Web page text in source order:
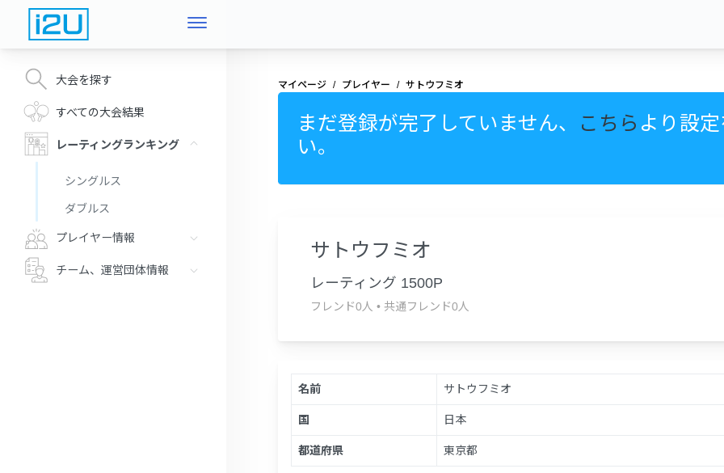
大会を探す
すべての大会結果
レーティングランキング
シングルス
ダブルス
プレイヤー情報
チーム、運営団体情報
マイページ プレイヤー サトウフミオ
まだ登録が完了していません、 こちら より設
い。
サトウフミオ
レーティング 1500P
フレンド0人 • 共通フレンド0人
名前 サトウフミオ
国 日本
都道府県 東京都